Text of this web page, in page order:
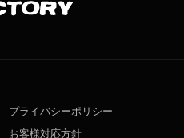
プライバシーポリシー
お客様対応方針